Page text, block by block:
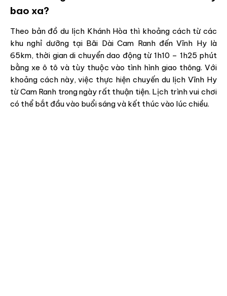
bao xa?
Theo bản đồ du lịch Khánh Hòa thì khoảng cách từ các
khu nghỉ dưỡng tại Bãi Dài Cam Ranh đến Vĩnh Hy là
65km, thời gian di chuyển dao động từ 1h10 – 1h25 phút
bằng xe ô tô và tùy thuộc vào tình hình giao thông. Với
khoảng cách này, việc thực hiện chuyến du lịch Vĩnh Hy
từ Cam Ranh trong ngày rất thuận tiện. Lịch trình vui chơi
có thể bắt đầu vào buổi sáng và kết thúc vào lúc chiều.